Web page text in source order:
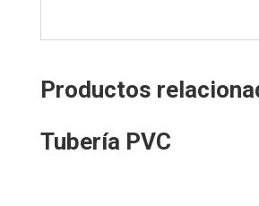
Productos
Tubería PVC